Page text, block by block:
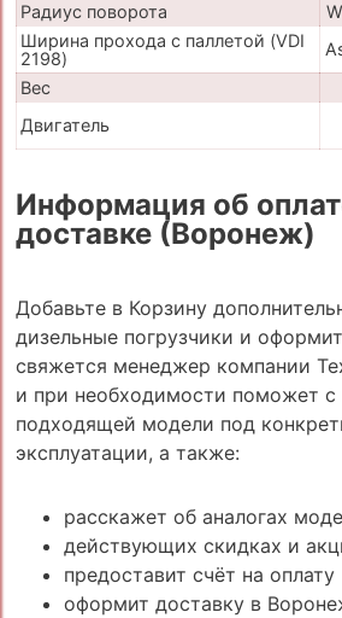
Радиус поворота
Ширина прохода с паллетой (VDI
2198)
Вес
Двигатель
Информация об
доставке (Воронеж)
Добавьте в Корзину
дизельные погрузчики и
свяжется менеджер компании
и при необходимости поможет
подходящей модели под
эксплуатации, а также:
расскажет об аналогах
действующих скидках и
предоставит счёт на оплату
оформит доставку в